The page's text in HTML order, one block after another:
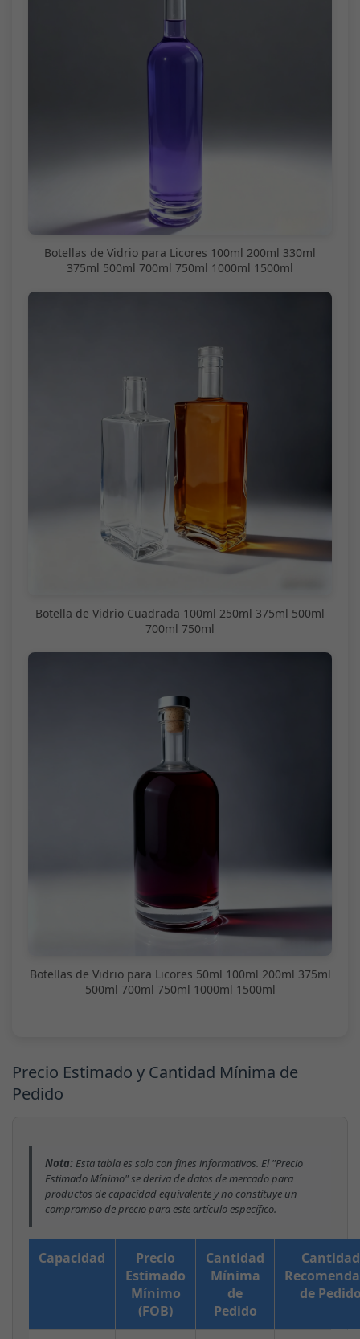
Botellas de Vidrio para Licores 100ml 200ml 330ml
375ml 500ml 700ml 750ml 1000ml 1500ml
Botella de Vidrio Cuadrada 100ml 250ml 375ml 500ml
700ml 750ml
Botellas de Vidrio para Licores 50ml 100ml 200ml 375ml
500ml 700ml 750ml 1000ml 1500ml
Precio Estimado y Cantidad Mínima de
Pedido
Nota:Esta tabla es solo con fines informativos. El "Precio
Estimado Mínimo" se deriva de datos de mercado para
productos de capacidad equivalente y no constituye un
compromiso de precio para este artículo específico.
Capacidad
Precio
Estimado
Mínimo
(FOB)
Cantidad
Mínima
de
Pedido
Cantidad
de